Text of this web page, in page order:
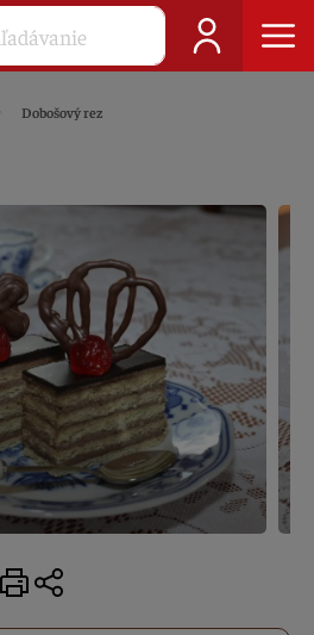
Dobošový rez